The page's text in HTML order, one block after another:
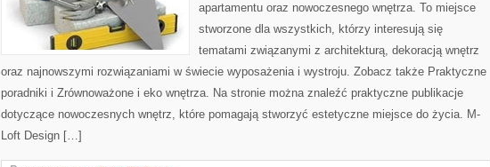
apartamentu oraz nowoczesnego wnętrza. To miejsce
stworzone dla wszystkich, którzy interesują się
tematami związanymi z architekturą, dekoracją wnętrz
oraz najnowszymi rozwiązaniami w świecie wyposażenia i wystroju. Zobacz także Praktyczne
poradniki i Zrównoważone i eko wnętrza. Na stronie można znaleźć praktyczne publikacje
dotyczące nowoczesnych wnętrz, które pomagają stworzyć estetyczne miejsce do życia. M-
Loft Design […]